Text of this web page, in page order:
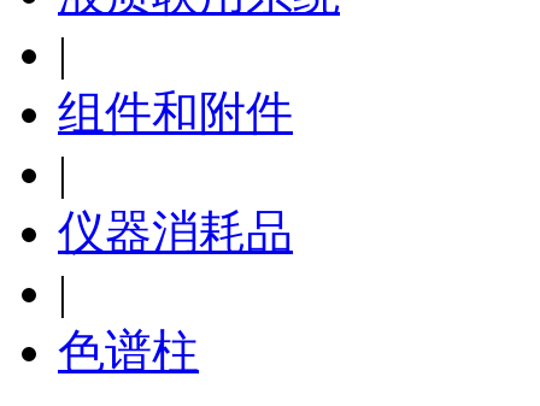
|
组件和附件
|
仪器消耗品
|
色谱柱